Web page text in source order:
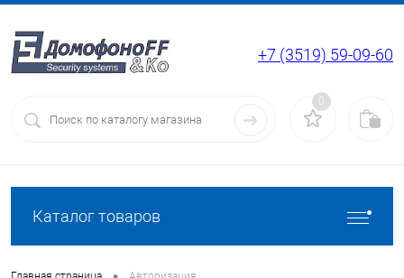
+7 (3519) 59-09-60
0
Каталог товаров